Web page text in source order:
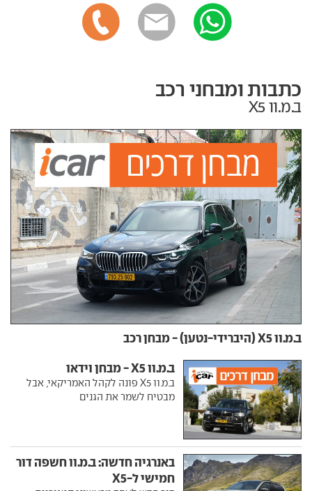
כתבות ומבחני רכב
ב.מ.וו X5
ב.מ.וו X5 (היברידי-נטען) - מבחן רכב
ב.מ.וו X5 - מבחן וידאו
ב.מ.וו X5 פונה לקהל האמריקאי, אבל
מבטיח לשמר את הגנים
באנרגיה חדשה: ב.מ.וו חשפה דור
חמישי ל-X5